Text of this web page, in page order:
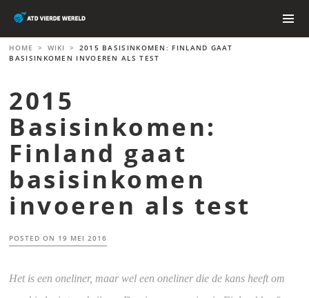
content
HOME > WIKI >
2015 BASISINKOMEN: FINLAND GAAT
BASISINKOMEN INVOEREN ALS TEST
2015
Basisinkomen:
Finland gaat
basisinkomen
invoeren als test
POSTED ON 19 MEI 2016
Het is een oneliner, maar wel een oneliner die de kans heeft om